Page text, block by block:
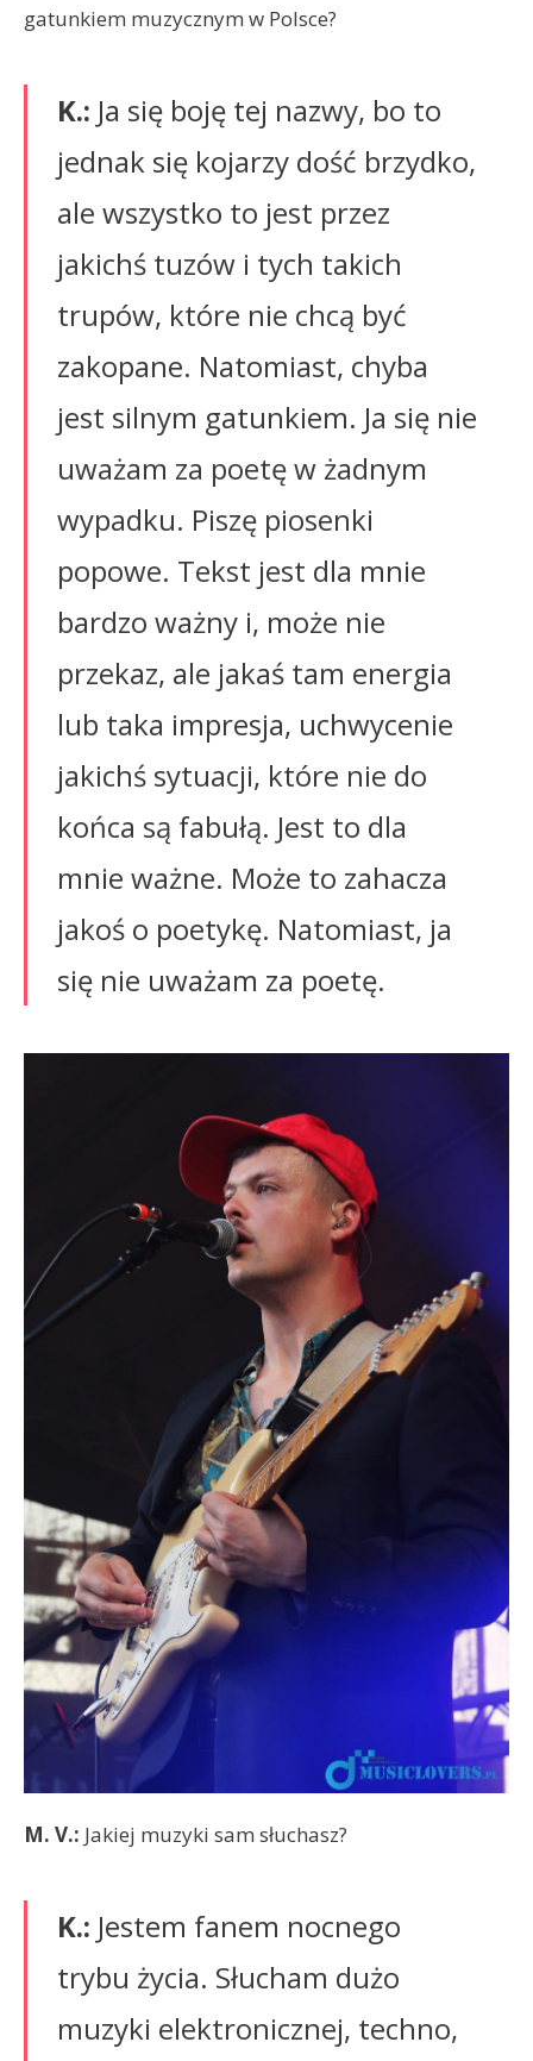
gatunkiem muzycznym w Polsce?
K.: Ja się boję tej nazwy, bo to
jednak się kojarzy dość brzydko,
ale wszystko to jest przez
jakichś tuzów i tych takich
trupów, które nie chcą być
zakopane. Natomiast, chyba
jest silnym gatunkiem. Ja się nie
uważam za poetę w żadnym
wypadku. Piszę piosenki
popowe. Tekst jest dla mnie
bardzo ważny i, może nie
przekaz, ale jakaś tam energia
lub taka impresja, uchwycenie
jakichś sytuacji, które nie do
końca są fabułą. Jest to dla
mnie ważne. Może to zahacza
jakoś o poetykę. Natomiast, ja
się nie uważam za poetę.
M. V.: Jakiej muzyki sam słuchasz?
K.: Jestem fanem nocnego
trybu życia. Słucham dużo
muzyki elektronicznej, techno,